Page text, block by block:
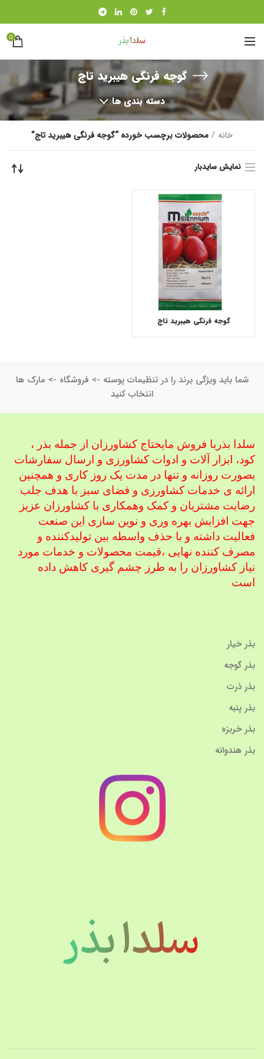
0
گوجه فرنگی هیبرید تاج
دسته بندی ها
خانه محصولات برچسب خورده “گوجه فرنگی هیبرید تاج”
نمایش سایدبار
گوجه فرنگی هیبرید تاج
شما باید ویژگی برند را در تنظیمات پوسته -> فروشگاه -> مارک ها
انتخاب کنید
سلدا بذربا فروش مایحتاج کشاورزان از جمله بذر ،
کود، ابزار آلات و ادوات کشاورزی و ارسال سفارشات
بصورت روزانه و تنها در مدت یک روز کاری و همچنین
ارائه ی خدمات کشاورزی و فضای سبز با هدف جلب
رضایت مشتریان و کمک وهمکاری با کشاورزان عزیز
جهت افزایش بهره وری و نوین سازی این صنعت
فعالیت داشته و با حذف واسطه بین تولیدکننده و
مصرف کننده نهایی ،قیمت محصولات و خدمات مورد
نیاز کشاورزان را به طرز چشم گیری کاهش داده
است
بذر خیار
بذر گوجه
بذر ذرت
بذر پنبه
بذر خربزه
بذر هندوانه